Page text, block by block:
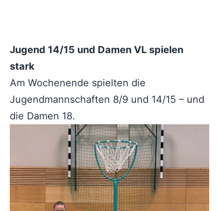
Jugend 14/15 und Damen VL spielen
stark
Am Wochenende spielten die
Jugendmannschaften 8/9 und 14/15 – und
die Damen 18.